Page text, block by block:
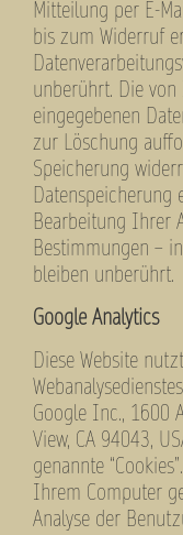
Mitteilung per E-
bis zum Widerruf
unberührt. Die
eingegebenen
zur Löschung
Speicherung
Datenspeicherung
Bearbeitung Ihrer
Bestimmungen –
bleiben unberührt.
Google Analytics
Diese Website
Google Inc., 1600
View, CA 94043,
genannte
Ihrem Computer
Analyse der